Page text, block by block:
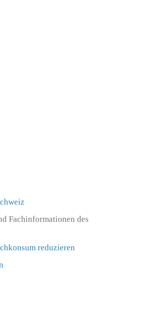
Fachinformationen des
reduzieren